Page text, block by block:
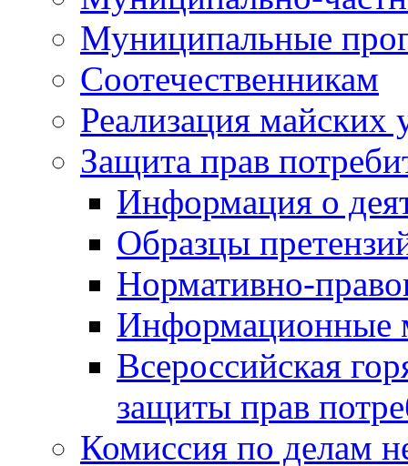
Муниципальные
Соотечественникам
Реализация майских
Защита прав
Информация о
Образцы
Нормативно-
Информационные
Всероссийская
защиты прав
Комиссия по делам